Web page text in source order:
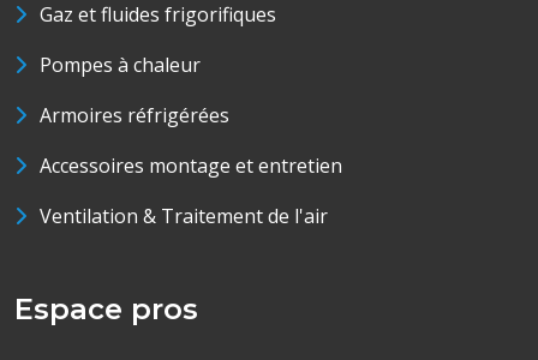
Gaz et fluides frigorifiques
Pompes à chaleur
Armoires réfrigérées
Accessoires montage et entretien
Ventilation & Traitement de l'air
Espace pros